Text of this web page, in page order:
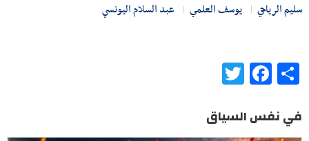
سليم الرياحي
يوسف العلمي عبد السلام اليونسي
Share
Facebook
في نفس السياق